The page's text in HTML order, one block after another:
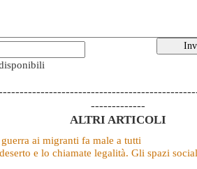
-------------
ALTRI ARTICOLI
guerra ai migranti fa male a tutti
e lo chiamate legalità. Gli spazi